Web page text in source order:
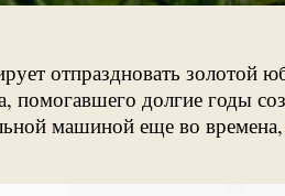
отпраздновать
помогавшего долгие годы
машиной еще во